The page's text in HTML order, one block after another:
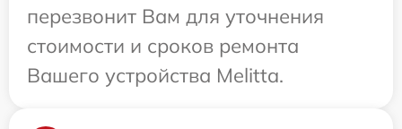
перезвонит Вам для уточнения
стоимости и сроков ремонта
Вашего устройства Melitta.